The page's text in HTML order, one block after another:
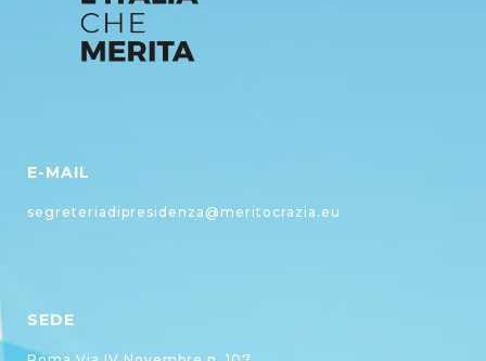
E-MAIL
segreteriadipresidenza@meritocrazia.eu
SEDE